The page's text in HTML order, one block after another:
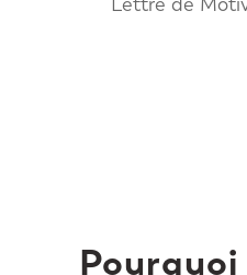
Lettre de